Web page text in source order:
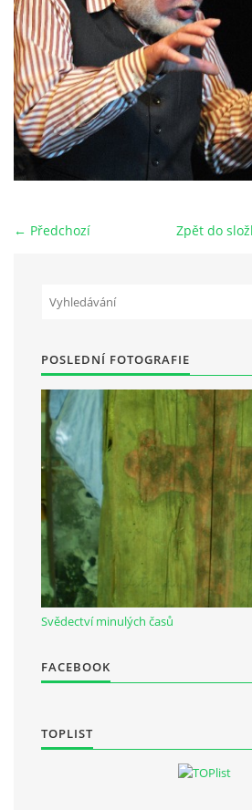
HRY OD ROKU 1973
VIDEOZÁZNAMY Z HER
FOTOALBUM
DOKUMENTY OVJK
Občanská vzdělávací jednota
Chocerady 4
257 24 Chocerady
IČ: 498 28 614
Kontaktní osoba:
Mgr. Miroslava
← Předchozí Zpět do
POSLEDNÍ FOTOGRAFIE
Svědectví minulých časů
FACEBOOK
TOPLIST